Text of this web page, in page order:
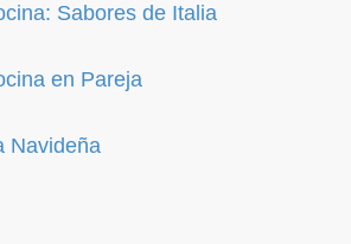
Sabores de Italia
en Pareja
Navideña